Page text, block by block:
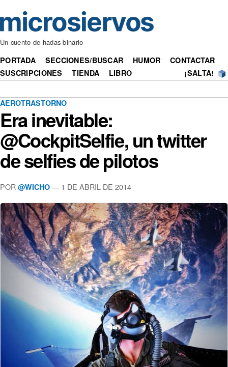
Un cuento de hadas binario
PORTADA SECCIONES/BUSCAR HUMOR
CONTACTAR
SUSCRIPCIONES
TIENDA LIBRO ¡SALTA!
AEROTRASTORNO
Era inevitable:
@CockpitSelfie, un twitter
de selfies de pilotos
POR @WICHO — 1 DE ABRIL DE 2014